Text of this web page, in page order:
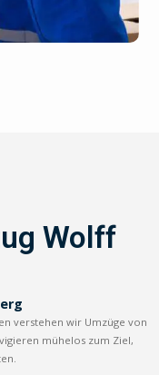
Wolff
verstehen wir Umzüge von
mühelos zum Ziel,